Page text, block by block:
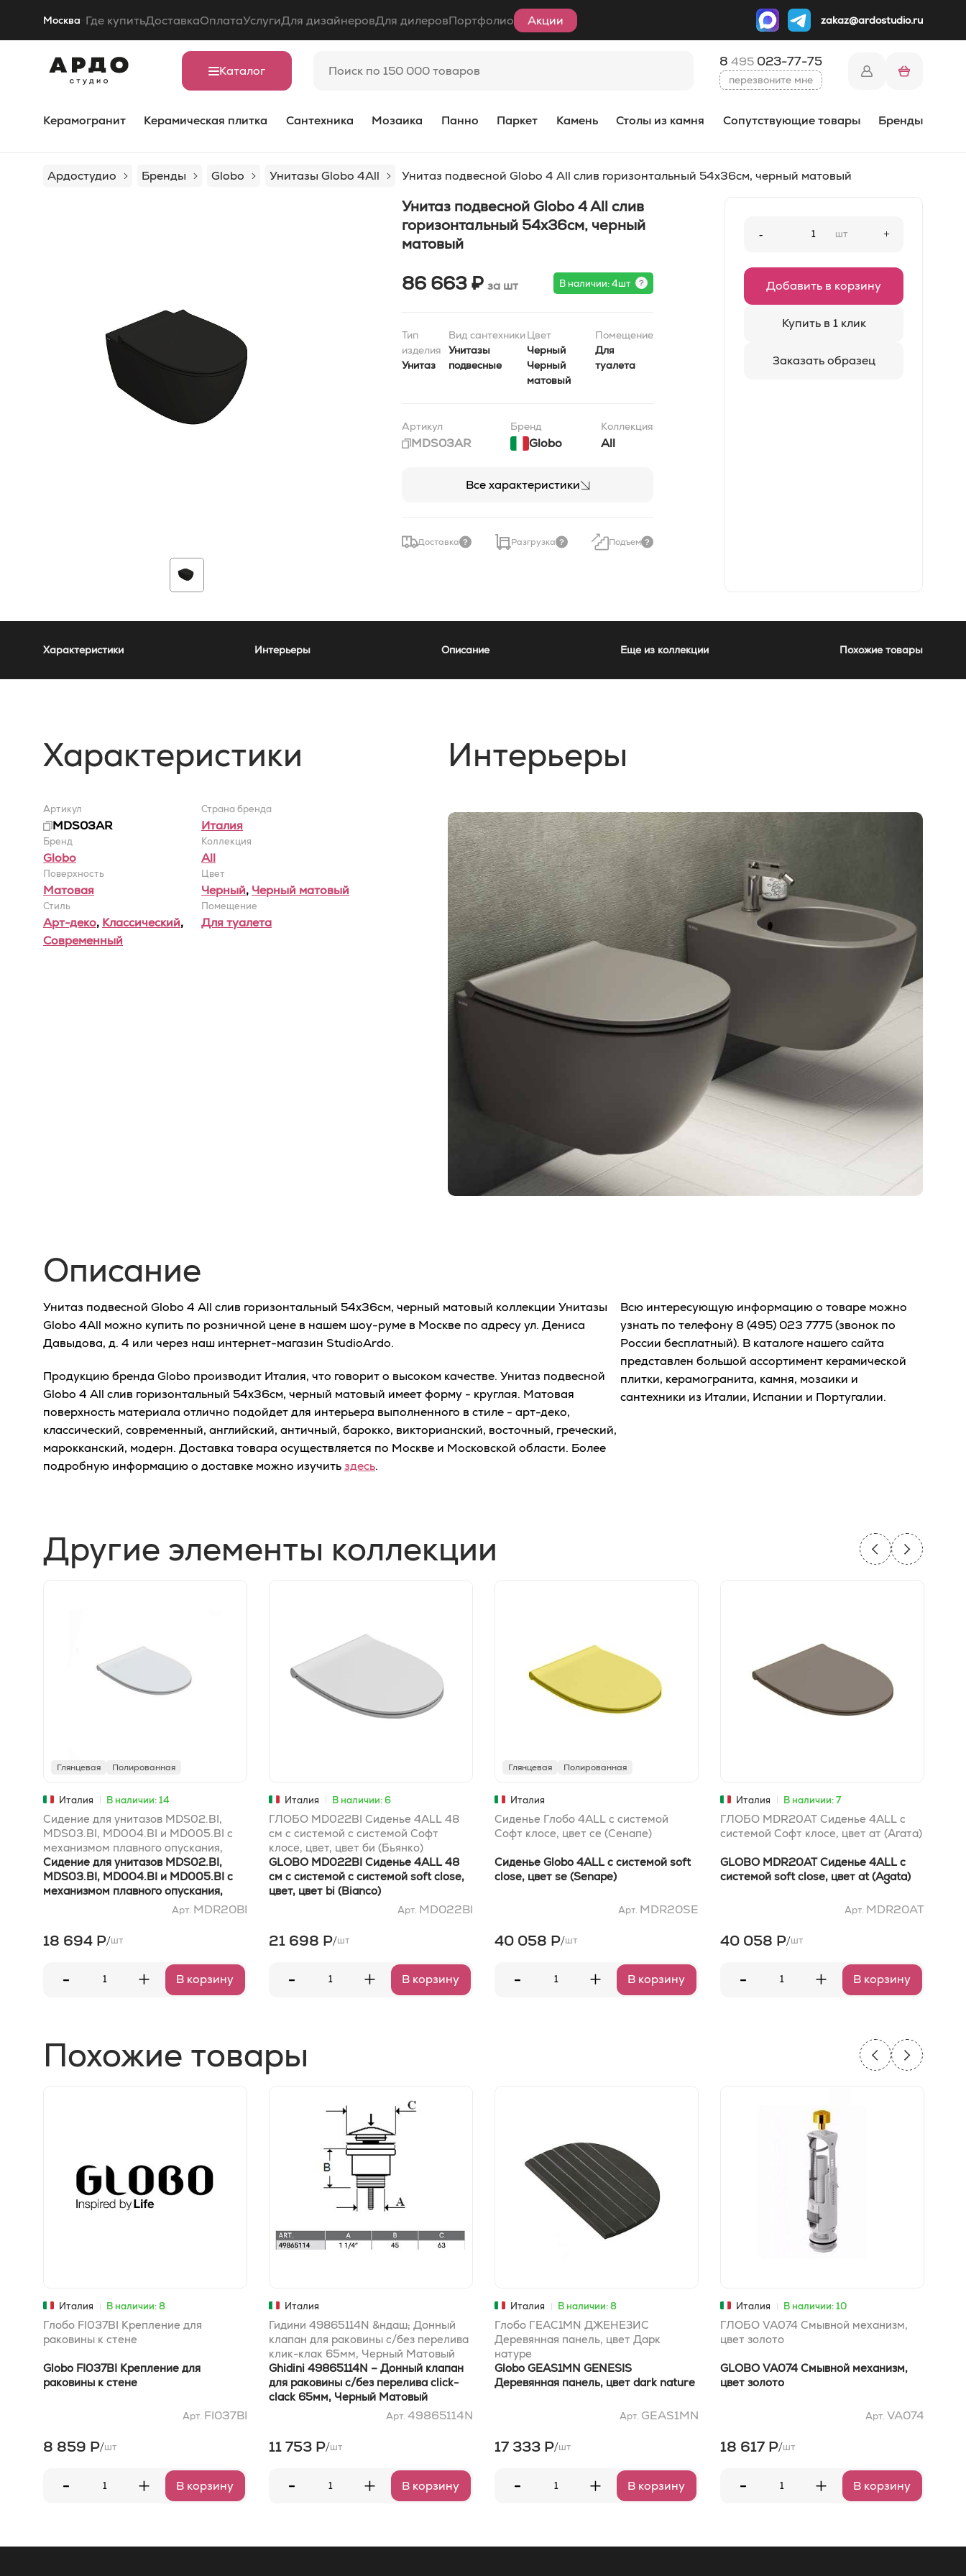
Москва Где купитьДоставкаОплатаУслугиДля дизайнеровДля дилеровПортфолио Акции zakaz@ardostudio.ru
Каталог
8 495 023-77-75
перезвоните мне
Керамогранит Керамическая плитка Сантехника Мозаика Панно Паркет Камень Столы из камня Сопутствующие товары Бренды
Ардостудио Бренды Globo Унитазы Globo 4All Унитаз подвесной Globo 4 All слив горизонтальный 54x36см, черный матовый
Унитаз подвесной Globo 4 All слив
горизонтальный 54x36см, черный
матовый
86 663 ₽ за шт В наличии: 4шт
Тип
изделия
Унитаз
Вид сантехники
Унитазы
подвесные
Цвет
Черный
Черный
матовый
Помещение
Для
туалета
Артикул
MDS03AR
Бренд
Globo
Коллекция
All
Все характеристики
Доставка Разгрузка Подъем
- шт +
Добавить в корзину
Купить в 1 клик
Заказать образец
Характеристики Интерьеры Описание Еще из коллекции Похожие товары
Характеристики
Артикул
MDS03AR
Страна бренда
Италия
Бренд
Globo
Коллекция
All
Поверхность
Матовая
Цвет
Черный, Черный матовый
Стиль
Арт-деко, Классический,
Современный
Помещение
Для туалета
Интерьеры
Описание
Унитаз подвесной Globo 4 All слив горизонтальный 54x36см, черный матовый коллекции Унитазы
Globo 4All можно купить по розничной цене в нашем шоу-руме в Москве по адресу ул. Дениса
Давыдова, д. 4 или через наш интернет-магазин StudioArdo.
Продукцию бренда Globo производит Италия, что говорит о высоком качестве. Унитаз подвесной
Globo 4 All слив горизонтальный 54x36см, черный матовый имеет форму - круглая. Матовая
поверхность материала отлично подойдет для интерьера выполненного в стиле - арт-деко,
классический, современный, английский, античный, барокко, викторианский, восточный, греческий,
марокканский, модерн. Доставка товара осуществляется по Москве и Московской области. Более
подробную информацию о доставке можно изучитьздесь.
Всю интересующую информацию о товаре можно
узнать по телефону 8 (495) 023 7775(звонок по
России бесплатный). В каталоге нашего сайта
представлен большой ассортимент керамической
плитки, керамогранита, камня, мозаики и
сантехники из Италии, Испании и Португалии.
Другие элементы коллекции
Глянцевая Полированная
Италия В наличии: 14
Сидение для унитазов MDS02.BI,
MDS03.BI, MD004.BI и MD005.BI с
механизмом плавного опускания,
цвет BI
Сидение для унитазов MDS02.BI,
MDS03.BI, MD004.BI и MD005.BI с
механизмом плавного опускания,
Арт. MDR20BI
18 694 Р/шт
- + В корзину
Италия В наличии: 6
ГЛОБО MD022BI Сиденье 4ALL 48
см с системой с системой Софт
клосе, цвет, цвет би (Бьянко)
GLOBO MD022BI Сиденье 4ALL 48
см с системой с системой soft close,
цвет, цвет bi (Bianco)
Арт. MD022BI
21 698 Р/шт
- + В корзину
Глянцевая Полированная
Италия
Сиденье Глобо 4ALL с системой
Софт клосе, цвет се (Сенапе)
Сиденье Globo 4ALL с системой soft
close, цвет se (Senape)
Арт. MDR20SE
40 058 Р/шт
- + В корзину
Италия В наличии: 7
ГЛОБО MDR20AT Сиденье 4ALL с
системой Софт клосе, цвет ат (Агата)
GLOBO MDR20AT Сиденье 4ALL с
системой soft close, цвет at (Agata)
Арт. MDR20AT
40 058 Р/шт
- + В корзину
Похожие товары
Италия В наличии: 8
Глобо FI037BI Крепление для
раковины к стене
Globo FI037BI Крепление для
раковины к стене
Арт. FI037BI
8 859 Р/шт
- + В корзину
Италия
Гидини 49865114N &ндаш; Донный
клапан для раковины с/без перелива
клик-клак 65мм, Черный Матовый
Ghidini 49865114N – Донный клапан
для раковины с/без перелива click-
clack 65мм, Черный Матовый
Арт. 49865114N
11 753 Р/шт
- + В корзину
Италия В наличии: 8
Глобо ГЕАС1MN ДЖЕНЕЗИС
Деревянная панель, цвет Дарк
натуре
Globo GEAS1MN GENESIS
Деревянная панель, цвет dark nature
Арт. GEAS1MN
17 333 Р/шт
- + В корзину
Италия В наличии: 10
ГЛОБО VA074 Смывной механизм,
цвет золото
GLOBO VA074 Смывной механизм,
цвет золото
Арт. VA074
18 617 Р/шт
- + В корзину